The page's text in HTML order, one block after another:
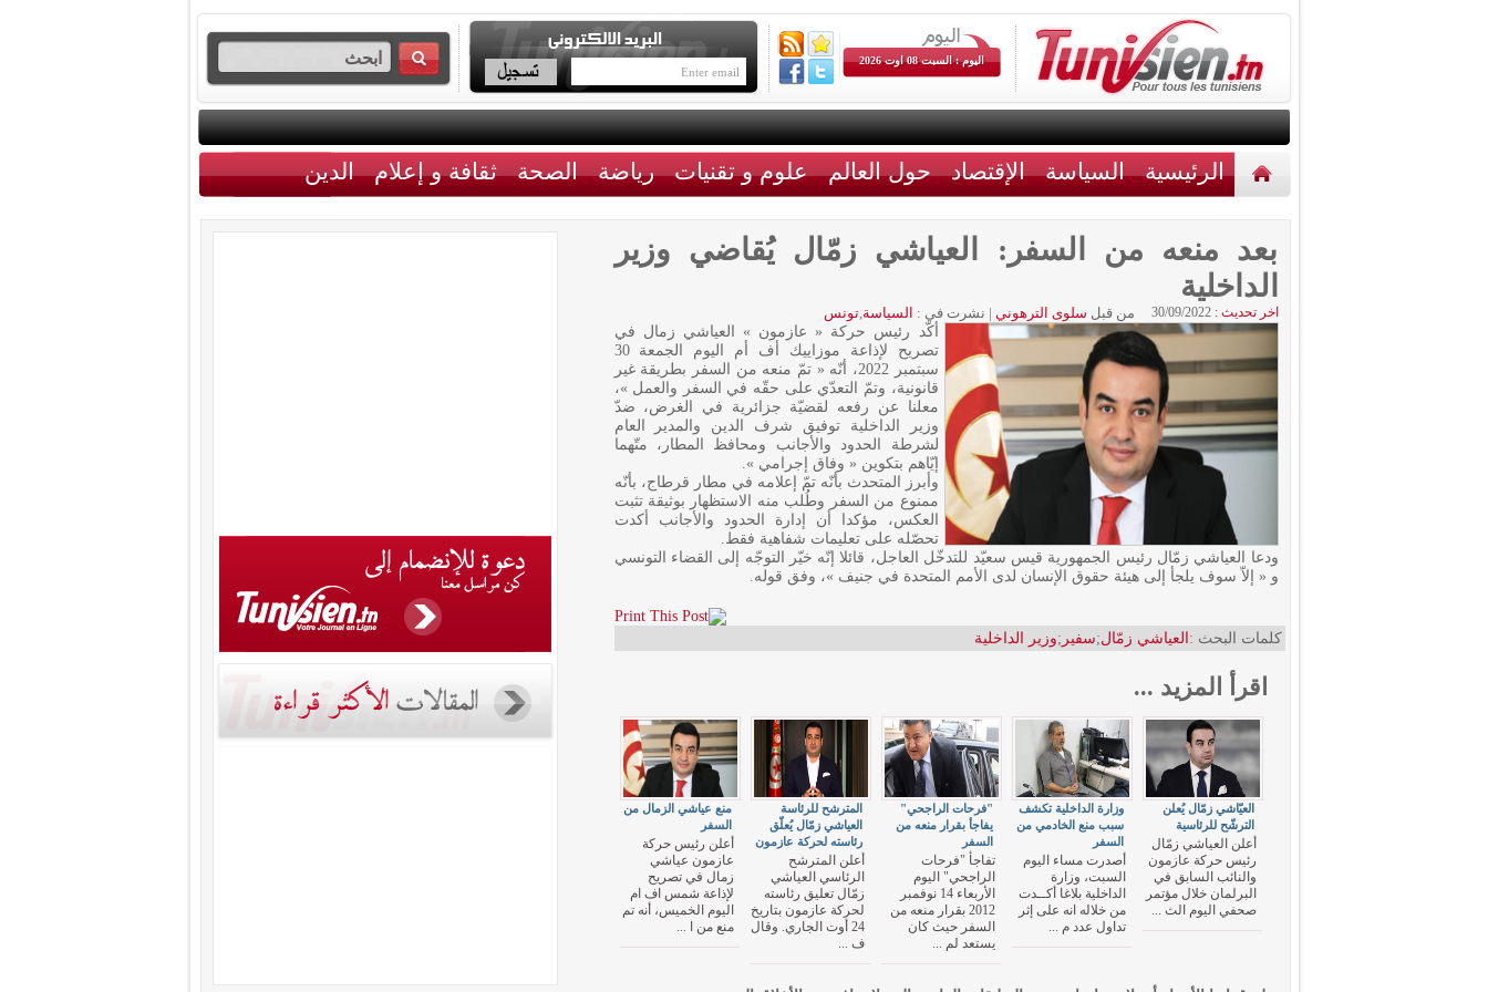
اليوم : السبت 08 اوت 2026
الرئيسية السياسة الإقتصاد حول العالم علوم و تقنيات رياضة الصحة ثقافة و إعلام الدين
بعد منعه من السفر: العياشي زمّال يُقاضي وزير
الداخلية
اخر تحديث : 30/09/2022 من قبل سلوى الترهوني | نشرت في : السياسة,تونس
أكّد رئيس حركة « عازمون » العياشي زمال في
تصريح لإذاعة موزاييك أف أم اليوم الجمعة 30
سبتمبر 2022، أنّه « تمّ منعه من السفر بطريقة غير
قانونية، وتمّ التعدّي على حقّه في السفر والعمل »،
معلنا عن رفعه لقضيّة جزائرية في الغرض، ضدّ
وزير الداخلية توفيق شرف الدين والمدير العام
لشرطة الحدود والأجانب ومحافظ المطار، متّهما
إيّاهم بتكوين « وفاق إجرامي ».
وأبرز المتحدث بأنّه تمّ إعلامه في مطار قرطاج، بأنّه
ممنوع من السفر وطُلب منه الاستظهار بوثيقة تثبت
العكس، مؤكدا أن إدارة الحدود والأجانب أكدت
تحصّله على تعليمات شفاهية فقط.
ودعا العياشي زمّال رئيس الجمهورية قيس سعيّد للتدخّل العاجل، قائلا إنّه خيّر التوجّه إلى القضاء التونسي
و « إلاّ سوف يلجأ إلى هيئة حقوق الإنسان لدى الأمم المتحدة في جنيف »، وفق قوله.
كلمات البحث : العياشي زمّال;سفير ;وزير الداخلية
اقرأ المزيد ...
منع عياشي الزمال من
السفر
أعلن رئيس حركة
عازمون عياشي
زمال في تصريح
لإذاعة شمس اف ام
اليوم الخميس، أنه تم
منع من ا ...
المترشح للرئاسة
العياشي زمّال يُعلّق
رئاسته لحركة عازمون
أعلن المترشح
الرئاسي العياشي
زمّال تعليق رئاسته
لحركة عازمون بتاريخ
24 أوت الجاري. وقال
ف ...
"فرحات الراجحي"
يفاجأ بقرار منعه من
السفر
تفاجأ "فرحات
الراجحي" اليوم
الأربعاء 14 نوفمبر
2012 بقرار منعه من
السفر حيث كان
يستعد لم ...
وزارة الداخلية تكشف
سبب منع الخادمي من
السفر
أصدرت مساء اليوم
السبت، وزارة
الداخلية بلاغا أكــدت
من خلاله انه على إثر
تداول عدد م ...
العيّاشي زمّال يُعلن
الترشّح للرئاسية
أعلن العياشي زمّال
رئيس حركة عازمون
والنائب السابق في
البرلمان خلال مؤتمر
صحفي اليوم الث ...